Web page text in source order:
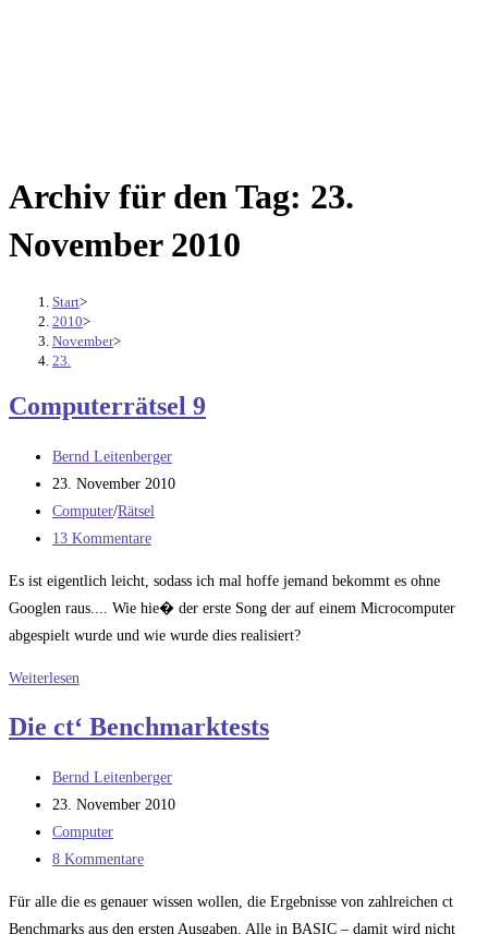
Archiv für den Tag: 23.
November 2010
Start>
2010>
November>
23.
Computerrätsel 9
Beitrags-
Autor:
Bernd Leitenberger
Beitrag
veröffentlicht:
23. November 2010
Beitrags-
Kategorie:
Computer/Rätsel
Beitrags-
13 Kommentare
Es ist eigentlich leicht, sodass ich mal hoffe jemand bekommt es ohne
Googlen raus.... Wie hie� der erste Song der auf einem Microcomputer
abgespielt wurde und wie wurde dies realisiert?
Weiterlesen
Die ct‘ Benchmarktests
Beitrags-
Autor:
Bernd Leitenberger
Beitrag
veröffentlicht:
23. November 2010
Beitrags-
Kategorie:
Computer
Beitrags-
8 Kommentare
Für alle die es genauer wissen wollen, die Ergebnisse von zahlreichen ct
Benchmarks aus den ersten Ausgaben. Alle in BASIC – damit wird nicht